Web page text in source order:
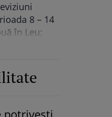
8 – 14
în Leu;